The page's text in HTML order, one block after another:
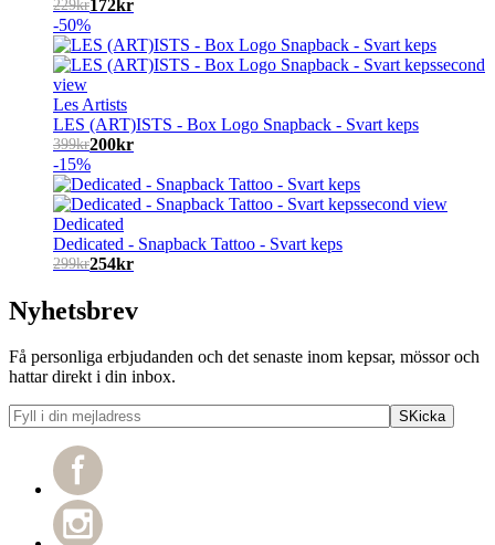
229kr172kr
-50%
Les Artists
LES (ART)ISTS - Box Logo Snapback - Svart keps
399kr200kr
-15%
Dedicated
Dedicated - Snapback Tattoo - Svart keps
299kr254kr
Nyhetsbrev
Få personliga erbjudanden och det senaste inom kepsar, mössor och
hattar direkt i din inbox.